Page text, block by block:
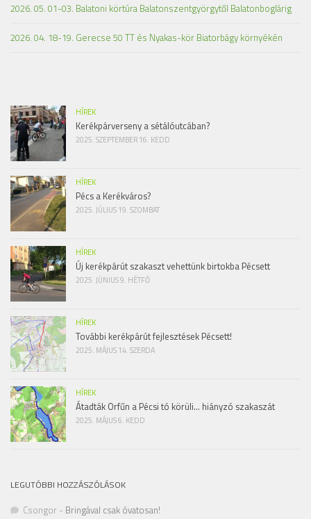
2026. 05. 01-03. Balatoni körtúra Balatonszentgyörgytől Balatonboglárig
2026. 04. 18-19. Gerecse 50 TT és Nyakas-kör Biatorbágy környékén
HÍREK
Kerékpárverseny a sétálóutcában?
2025. SZEPTEMBER 16. KEDD
HÍREK
Pécs a Kerékváros?
2025. JÚLIUS 19. SZOMBAT
HÍREK
Új kerékpárút szakaszt vehettünk birtokba Pécsett
2025. JÚNIUS 9. HÉTFŐ
HÍREK
További kerékpárút fejlesztések Pécsett!
2025. MÁJUS 14. SZERDA
HÍREK
Átadták Orfűn a Pécsi tó körüli… hiányzó szakaszát
2025. MÁJUS 6. KEDD
LEGUTÓBBI HOZZÁSZÓLÁSOK
Csongor - Bringával csak óvatosan!